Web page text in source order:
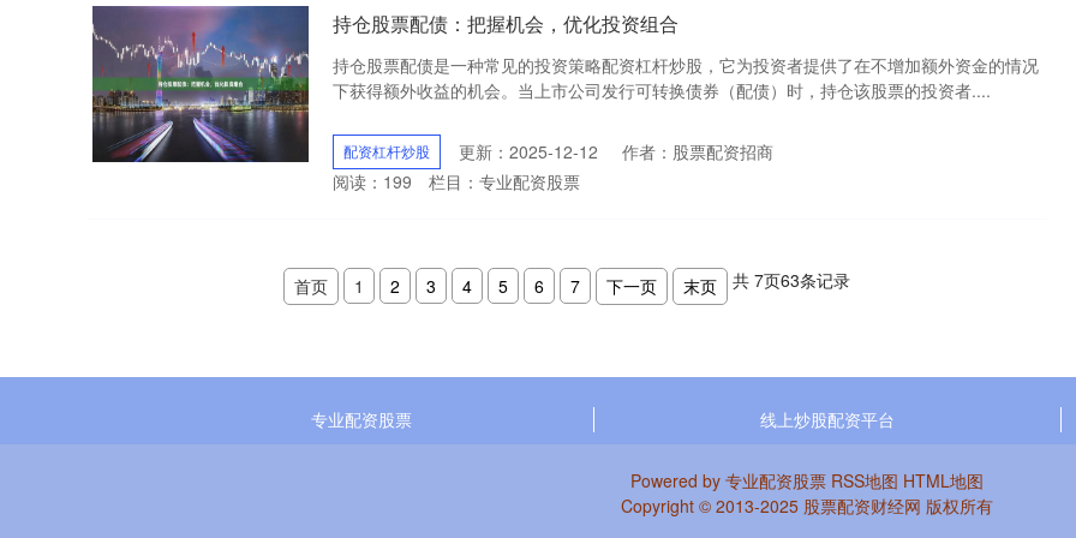
持仓股票配债：把握机会，优化投资组合
持仓股票配债是一种常见的投资策略配资杠杆炒股，它为投资者提供了在不增加额外资金的情况
下获得额外收益的机会。当上市公司发行可转换债券（配债）时，持仓该股票的投资者....
配资杠杆炒股 更新：2025-12-12
作者：股票配资招商
阅读： 199 栏目： 专业配资股票
首页 1 2 3 4 5 6 7 下一页 末页 共 7页63条记录
专业配资股票 线上炒股配资平台
Powered by 专业配资股票 RSS地图 HTML地图
Copyright © 2013-2025 股票配资财经网 版权所有